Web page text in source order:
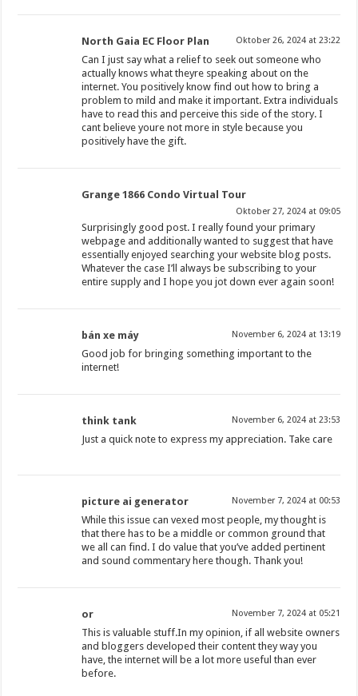
North Gaia EC Floor Plan Oktober 26, 2024 at 23:22
Can I just say what a relief to seek out someone who
actually knows what theyre speaking about on the
internet. You positively know find out how to bring a
problem to mild and make it important. Extra individuals
have to read this and perceive this side of the story. I
cant believe youre not more in style because you
positively have the gift.
Grange 1866 Condo Virtual Tour
Oktober 27, 2024 at 09:05
Surprisingly good post. I really found your primary
webpage and additionally wanted to suggest that have
essentially enjoyed searching your website blog posts.
Whatever the case I’ll always be subscribing to your
entire supply and I hope you jot down ever again soon!
bán xe máy November 6, 2024 at 13:19
Good job for bringing something important to the
internet!
think tank November 6, 2024 at 23:53
Just a quick note to express my appreciation. Take care
picture ai generator November 7, 2024 at 00:53
While this issue can vexed most people, my thought is
that there has to be a middle or common ground that
we all can find. I do value that you’ve added pertinent
and sound commentary here though. Thank you!
or November 7, 2024 at 05:21
This is valuable stuff.In my opinion, if all website owners
and bloggers developed their content they way you
have, the internet will be a lot more useful than ever
before.